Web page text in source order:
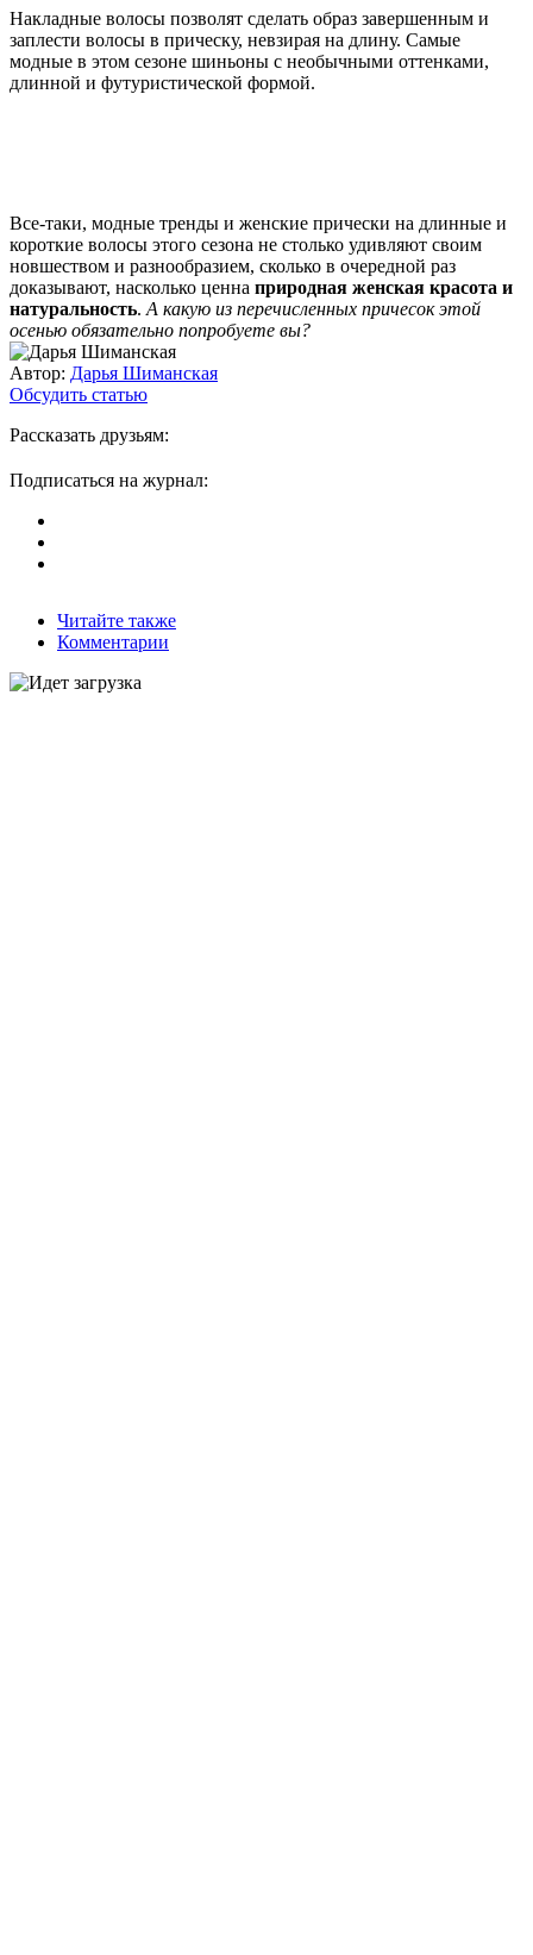
Накладные волосы позволят сделать образ завершенным и
заплести волосы в прическу, невзирая на длину. Самые
модные в этом сезоне шиньоны с необычными оттенками,
длинной и футуристической формой.
Все-таки, модные тренды и женские прически на длинные и
короткие волосы этого сезона не столько удивляют своим
новшеством и разнообразием, сколько в очередной раз
доказывают, насколько ценна природная женская красота и
натуральность. А какую из перечисленных причесок этой
осенью обязательно попробуете вы?
Автор: Дарья Шиманская
Обсудить статью
Рассказать друзьям:
Подписаться на журнал:
Читайте также
Комментарии